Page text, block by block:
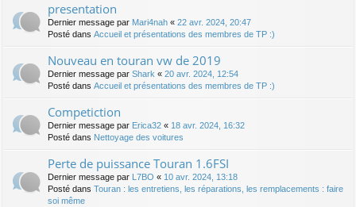
presentation
Dernier message par Mari4nah « 22 avr. 2024, 20:47
Posté dans Accueil et présentations des membres de TP :)
Nouveau en touran vw de 2019
Dernier message par Shark « 20 avr. 2024, 12:54
Posté dans Accueil et présentations des membres de TP :)
Competiction
Dernier message par Erica32 « 18 avr. 2024, 16:32
Posté dans Nettoyage des voitures
Perte de puissance Touran 1.6FSI
Dernier message par L7BO « 10 avr. 2024, 13:18
Posté dans Touran : les entretiens, les réparations, les remplacements : faire
soi même